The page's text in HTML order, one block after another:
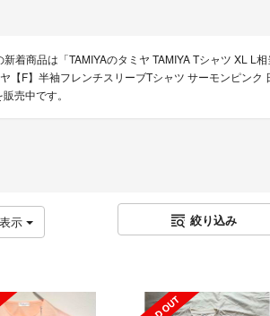
着商品は「TAMIYAのタミヤ TAMIYA Tシャツ XL L相
F】半袖フレンチスリーブTシャツ サーモンピンク
売中です。
示 絞り込み